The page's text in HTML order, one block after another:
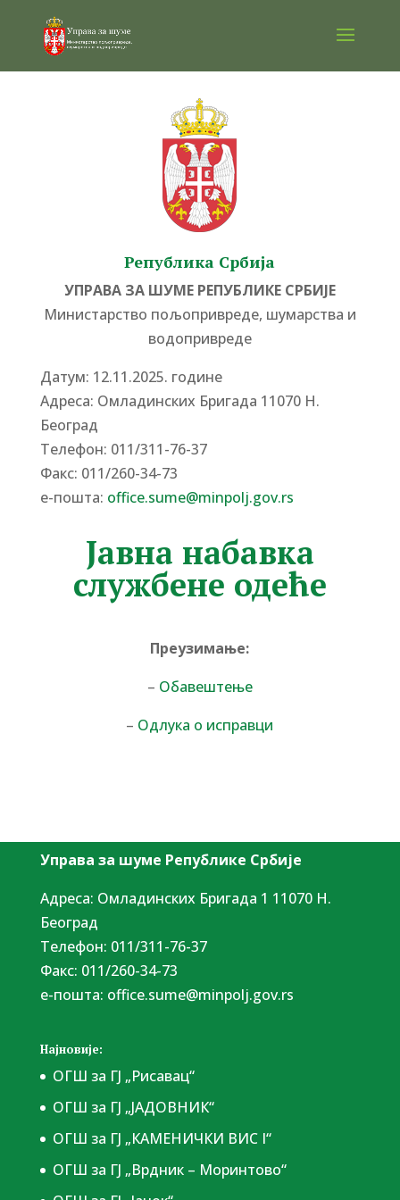
Република Србија
УПРАВА ЗА ШУМЕ РЕПУБЛИКЕ СРБИЈЕ
Министарство пољопривреде, шумарства и
водопривреде
Датум: 12.11.2025. године
Адреса: Омладинских Бригада 11070 Н.
Београд
Tелефон: 011/311-76-37
Факс: 011/260-34-73
е-пошта: office.sume@minpolj.gov.rs
Јавна набавка
службене одеће
Преузимање:
– Обавештење
– Одлука о исправци
Управа за шуме Републике Србије
Адреса: Омладинских Бригада 1 11070 Н.
Београд
Tелефон: 011/311-76-37
Факс: 011/260-34-73
е-пошта: office.sume@minpolj.gov.rs
Најновије:
ОГШ за ГЈ „Рисавац“
ОГШ за ГЈ „ЈАДОВНИК“
ОГШ за ГЈ „КАМЕНИЧКИ ВИС I“
ОГШ за ГЈ „Врдник – Моринтово“